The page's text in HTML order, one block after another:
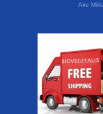
Aire